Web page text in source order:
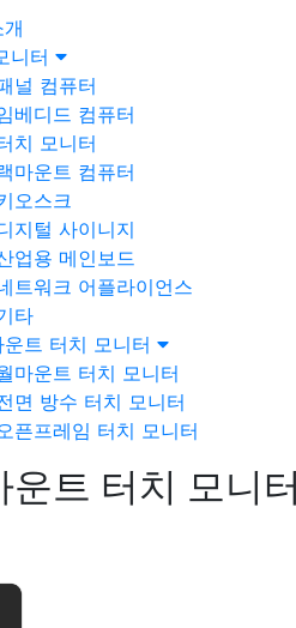
니터
널 컴퓨터
베디드 컴퓨터
치 모니터
마운트 컴퓨터
오스크
지털 사이니지
업용 메인보드
트워크 어플라이언스
타
트 터치 모니터
마운트 터치 모니터
면 방수 터치 모니터
픈프레임 터치 모니터
운트 터치 모니